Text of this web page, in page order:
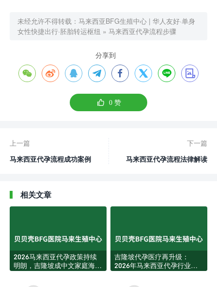
未经允许不得转载： 马来西亚BFG生殖中心 | 华人友好·单身
女性快捷出行·胚胎转运枢纽 » 马来西亚代孕流程步骤
分享到
       
 0赞
上一篇
马来西亚代孕流程成功案例
下一篇
马来西亚代孕流程法律解读
相关文章
2026马来西亚代孕政策持续
明朗，吉隆坡成中文家庭海外
吉隆坡代孕医疗再升级：
2026年马来西亚代孕行业迎